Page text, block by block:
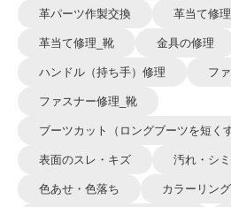
革パーツ作製交換 革当て修
革当て修理_靴 金具の修理
ハンドル（持ち手）修理 フ
ファスナー修理_靴
ブーツカット（ロングブーツを短く
表面のスレ・キズ 汚れ・シ
色あせ・色落ち カラーリン